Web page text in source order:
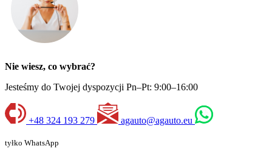
Nie wiesz, co wybrać?
Jesteśmy do Twojej dyspozycji Pn–Pt: 9:00–16:00
+48 324 193 279 agauto@agauto.eu
tyłko WhatsApp